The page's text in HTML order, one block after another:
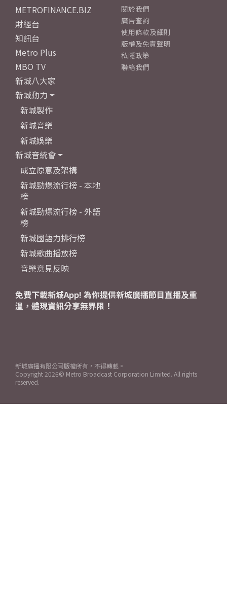
METROFINANCE.BIZ
財經台
知訊台
Metro Plus
MBO TV
新城八大家
新城動力
新城製作
新城音樂
新城娛樂
新城音統會
成立原意及架構
新城勁爆流行榜 - 本地
榜
新城勁爆流行榜 - 外語
榜
新城國語力排行榜
新城歌曲播放榜
音樂意見反映
關於我們
廣告查詢
使用條款及細則
版權及免責聲明
私隱政策
聯絡我們
免費下載新城App! 為你提供新城廣播節目直播及重
溫，體現資訊分享無界限！
新城廣播有限公司版權所有，不得轉載。
Copyright 2026© Metro Broadcast Corporation Limited. All rights
reserved.